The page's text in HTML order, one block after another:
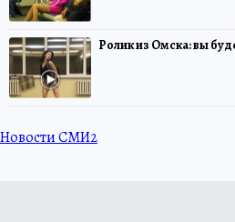
Ролик из Омска: вы
Новости СМИ2